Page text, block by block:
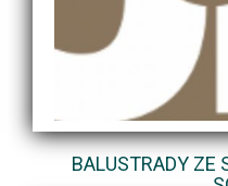
BALUSTRADY ZE